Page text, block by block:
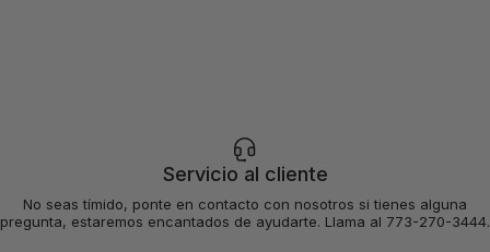
Servicio al cliente
No seas tímido, ponte en contacto con nosotros si tienes alguna
pregunta, estaremos encantados de ayudarte. Llama al 773-270-3444.